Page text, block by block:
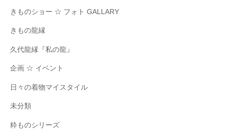
きものショー ☆ フォト GALLARY
きもの龍縁
久代龍縁『私の龍』
企画 ☆ イベント
日々の着物マイスタイル
未分類
粋ものシリーズ